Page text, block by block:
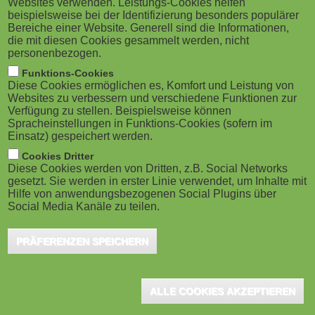
M
o
b
i
l
e
)
g
a
o
n
Wutösching, September 2018 - Im
landschaftlich reizvollen Wutachtal liegt die
Alemannenschule Wutösching (ASW) – eine
von gut 40 Starterschulen der im Südwesten noch
jungen Schulart Gemeinschaftsschule. Was anderswo
futuristisch scheint, wird dort seit Gründung
umgesetzt: Die Integration digitaler Medien in den
Schulalltag. Auf der didacta war die ASW bereits
vertreten, eine Vielzahl ausländische Schulen und
Bildungsträger interessieren sich für das
Raum als dritten Pädagogen in einer Weise einbindet,
Websites verwenden. Leistungs-Cookies helfen
beispielsweise bei der Identifizierung besonders populärer
Bereiche einer Website. Generell sind die Informationen,
die mit diesen Cookies gesammelt werden, nicht
personenbezogen.
Funktions-Cookies
Diese Cookies ermöglichen es, Komfort und Leistung von
Websites zu verbessern und verschiedene Funktionen zur
Verfügung zu stellen. Beispielsweise können
Spracheinstellungen in Funktions-Cookies (sofern im
Einsatz) gespeichert werden.
Cookies Dritter
Diese Cookies werden von Dritten, z.B. Social Networks
gesetzt. Sie werden in erster Linie verwendet, um Inhalte mit
Hilfe von anwendungsbezogenen Social Plugins über
Social Media Kanäle zu teilen.
PRÄFERENZEN SPEICHERN
ALLE COOKIES AKZEPTIEREN